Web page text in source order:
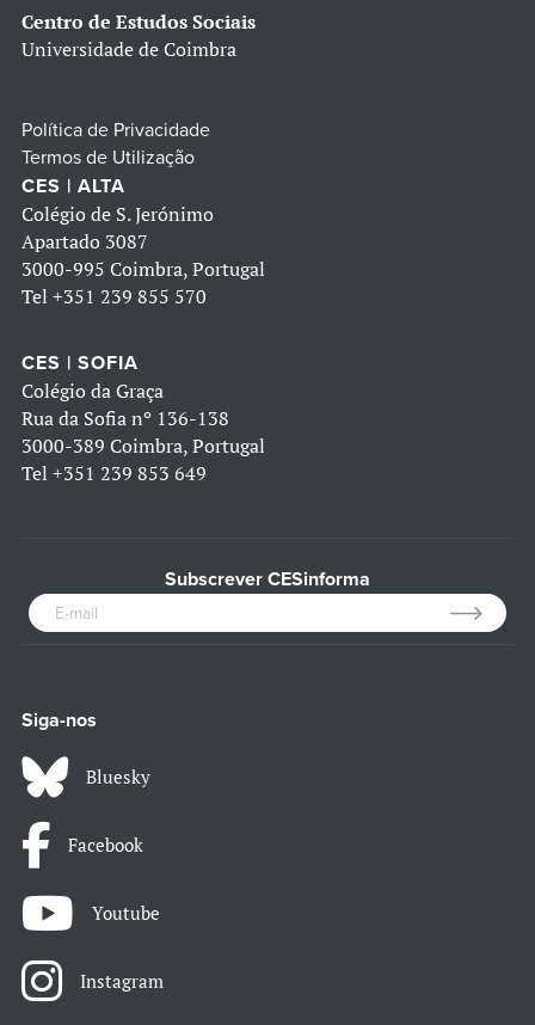
Centro de Estudos Sociais
Universidade de Coimbra
Política de Privacidade
Termos de Utilização
CES | ALTA
Colégio de S. Jerónimo
Apartado 3087
3000-995 Coimbra, Portugal
Tel +351 239 855 570
CES | SOFIA
Colégio da Graça
Rua da Sofia nº 136-138
3000-389 Coimbra, Portugal
Tel +351 239 853 649
Subscrever CESinforma
Siga-nos
Bluesky
Facebook
Youtube
Instagram